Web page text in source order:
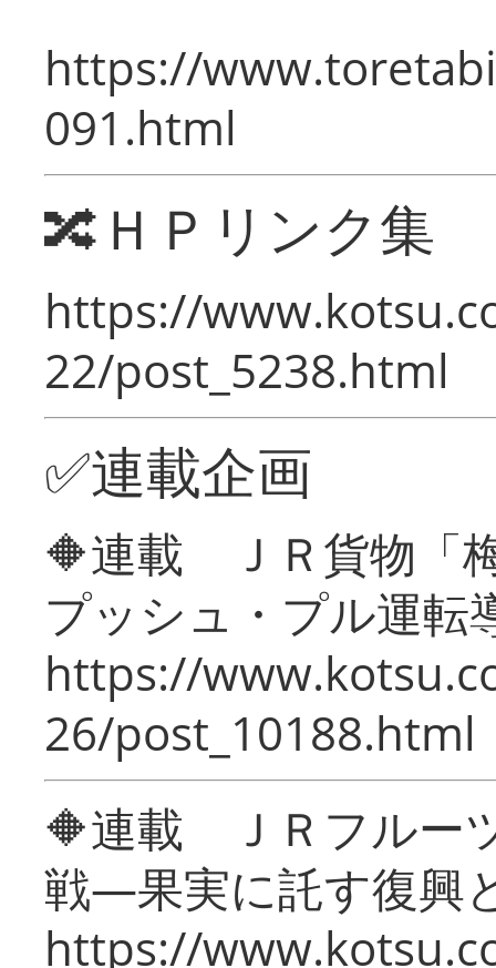
https://
091.html
🔀ＨＰリンク集
https://
22/post_5238.html
✅連載企画
🔶連載 ＪＲ貨物「
プッシュ・プル運転
https://
26/post_10188.html
🔶連載 ＪＲフルー
戦―果実に託す復興
https://